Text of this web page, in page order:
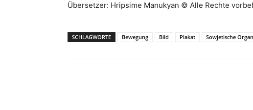
Übersetzer: Hripsime Manukyan © Alle Rechte
SCHLAGWORTE Bewegung Bild Plakat Sowjetische